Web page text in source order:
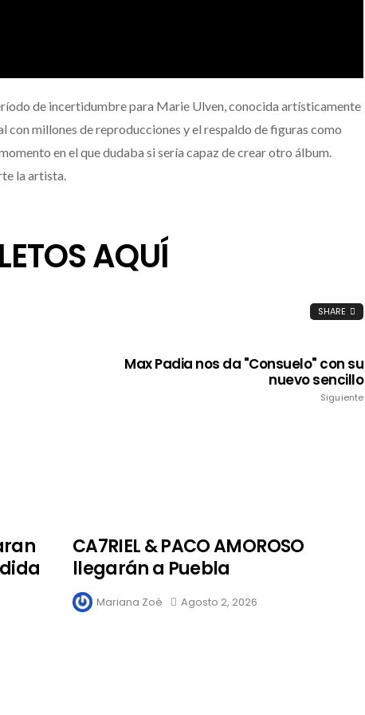
de incertidumbre para Marie Ulven, conocida artísticamente
con millones de reproducciones y el respaldo de figuras como
en el que dudaba si sería capaz de crear otro álbum.
la artista.
AQUÍ
SHARE
Max Padia nos da "Consuelo" con su
nuevo sencillo
Siguiente
CA7RIEL & PACO AMOROSO
llegarán a Puebla
Mariana Zoé Agosto 2, 2026